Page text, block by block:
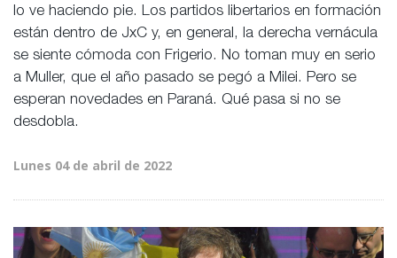
lo ve haciendo pie. Los partidos libertarios en formación
están dentro de JxC y, en general, la derecha vernácula
se siente cómoda con Frigerio. No toman muy en serio
a Muller, que el año pasado se pegó a Milei. Pero se
esperan novedades en Paraná. Qué pasa si no se
desdobla.
Lunes 04 de abril de 2022